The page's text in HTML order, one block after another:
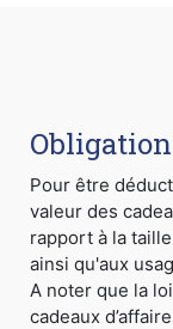
Pour être
valeur des
rapport à la
ainsi qu'aux
A noter que la
cadeaux